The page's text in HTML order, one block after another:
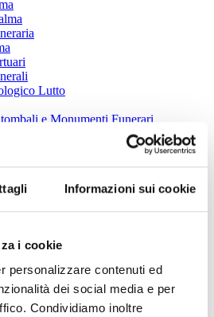
Informazioni sui cookie
i cookie
personalizzare contenuti ed
dei social media e per
Condividiamo inoltre
Lutto
e Monumenti Funerari